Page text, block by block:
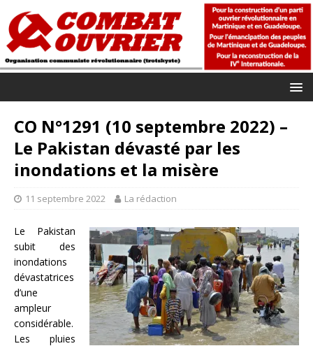
CO N°1291 (10 septembre 2022) –
Le Pakistan dévasté par les
inondations et la misère
11 septembre 2022 La rédaction
Le Pakistan
subit des
inondations
dévastatrices
d’une
ampleur
considérable.
Les pluies